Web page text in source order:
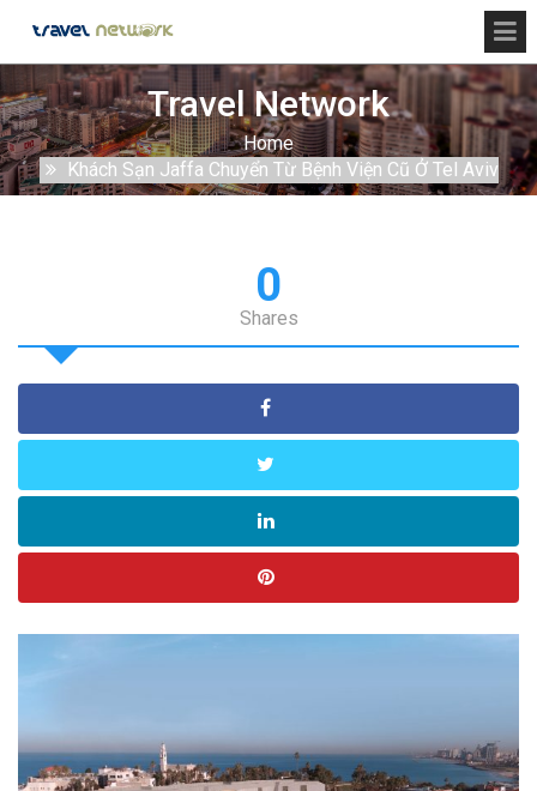
Travel Network
Home
Khách Sạn Jaffa Chuyển Từ Bệnh Viện Cũ Ở Tel Aviv
0
Shares